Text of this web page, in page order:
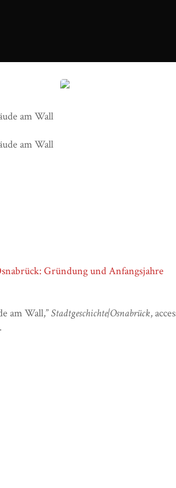
am Wall
am Wall
Gründung und Anfangsjahre
am Wall,”Stadtgeschichte|Osnabrück,
.